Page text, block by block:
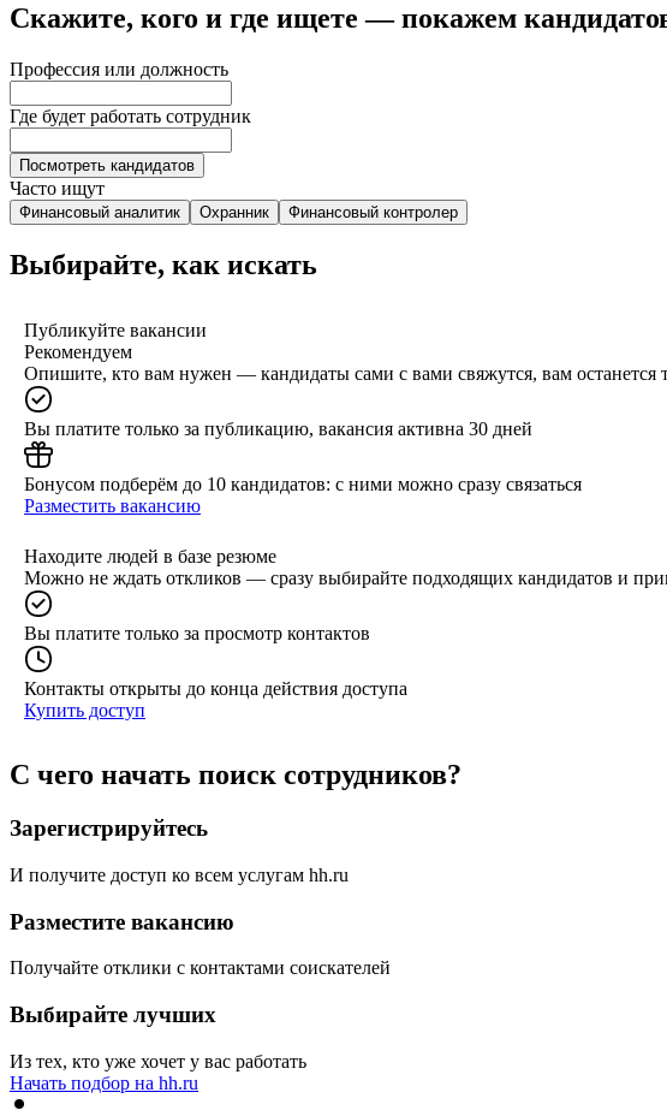
Скажите, кого и где ищете — покажем
Профессия или должность
Где будет работать сотрудник
Посмотреть кандидатов
Часто ищут
Финансовый аналитик Охранник Финансовый контролер
Выбирайте, как искать
Публикуйте вакансии
Рекомендуем
Опишите, кто вам нужен — кандидаты сами с вами свяжутся, вам останется
Вы платите только за публикацию, вакансия активна 30 дней
Бонусом подберём до 10 кандидатов: с ними можно сразу связаться
Разместить вакансию
Находите людей в базе резюме
Можно не ждать откликов — сразу выбирайте подходящих кандидатов и
Вы платите только за просмотр контактов
Контакты открыты до конца действия доступа
Купить доступ
С чего начать поиск сотрудников?
Зарегистрируйтесь
И получите доступ ко всем услугам hh.ru
Разместите вакансию
Получайте отклики с контактами соискателей
Выбирайте лучших
Из тех, кто уже хочет у вас работать
Начать подбор на hh.ru